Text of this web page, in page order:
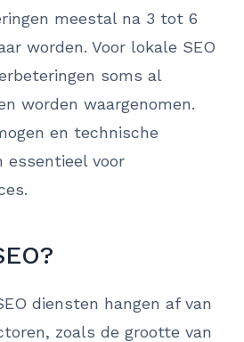
meestal na 3 tot 6
worden. Voor lokale SEO
soms al
worden waargenomen.
en technische
essentieel voor
diensten hangen af van
zoals de grootte van